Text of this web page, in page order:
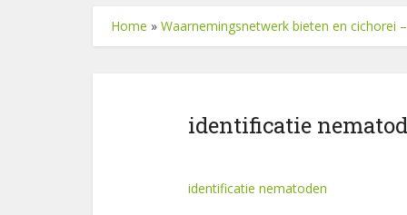
Home » Waarnemingsnetwerk bieten en cichorei
identificatie
identificatie nematoden